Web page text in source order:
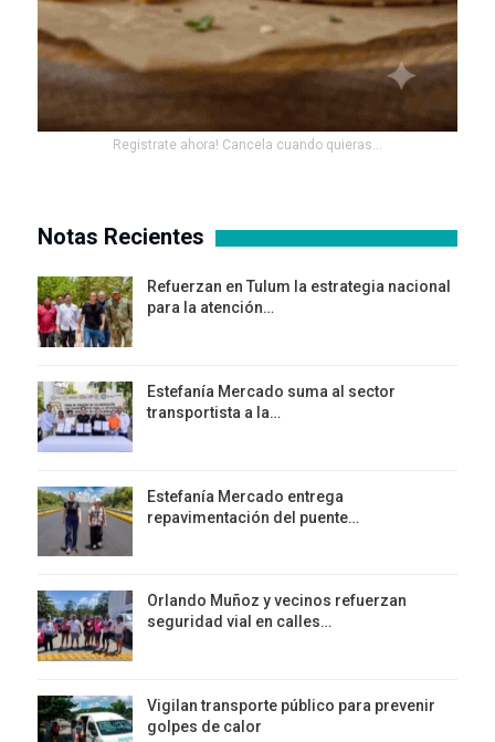
Registrate ahora! Cancela cuando quieras...
Notas Recientes
Refuerzan en Tulum la estrategia nacional
para la atención…
Estefanía Mercado suma al sector
transportista a la…
Estefanía Mercado entrega
repavimentación del puente…
Orlando Muñoz y vecinos refuerzan
seguridad vial en calles…
Vigilan transporte público para prevenir
golpes de calor